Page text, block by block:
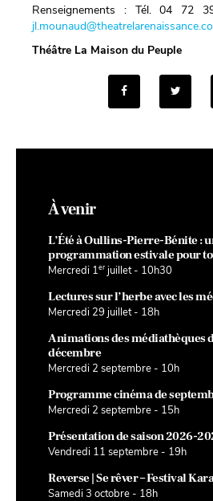
Renseignements : Tél. 04 72
Théâtre La Maison du Peuple
À venir
L’Été à Oullins-Pierre-Bénite :
programmation estivale pour
Mercredi 1er juillet - 10h30
Lectures sur l’herbe avec les
Mercredi 29 juillet - 18h
Animations des médiathèques
décembre
Mercredi 2 septembre - 10h
Programme cinéma de
Mercredi 2 septembre - 15h
Présentation de saison 2026-
Vendredi 11 septembre - 19h
Reverse | Se rêver – Festival
Samedi 3 octobre - 18h